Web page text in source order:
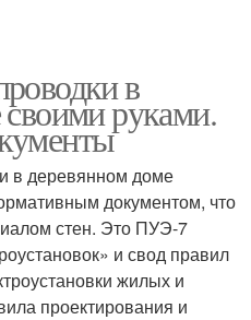
в
руками.
в деревянном доме
документом, что
стен. Это ПУЭ-7
и свод правил
жилых и
проектирования и